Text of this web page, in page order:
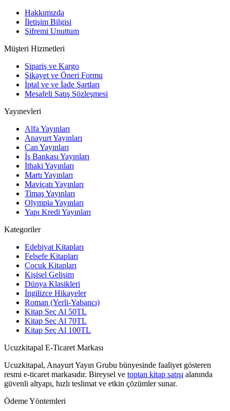
Hakkımızda
İletişim Bilgisi
Şifremi Unuttum
Müşteri Hizmetleri
Sipariş ve Kargo
Şikayet ve Öneri Formu
İptal ve ve İade Şartları
Mesafeli Satış Sözleşmesi
Yayınevleri
Alfa Yayınları
Anayurt Yayınları
Can Yayınları
İş Bankası Yayınları
İthaki Yayınları
Martı Yayınları
Maviçatı Yayınları
Timaş Yayınları
Olympia Yayınları
Yapı Kredi Yayınları
Kategoriler
Edebiyat Kitapları
Felsefe Kitapları
Çocuk Kitapları
Kişisel Gelişim
Dünya Klasikleri
İngilizce Hikayeler
Roman (Yerli-Yabancı)
Kitap Seç Al 50TL
Kitap Seç Al 70TL
Kitap Seç Al 100TL
Ucuzkitapal E-Ticaret Markası
Ucuzkitapal, Anayurt Yayın Grubu bünyesinde faaliyet gösteren
resmi e-ticaret markasıdır. Bireysel ve toptan kitap satışı alanında
güvenli altyapı, hızlı teslimat ve etkin çözümler sunar.
Ödeme Yöntemleri